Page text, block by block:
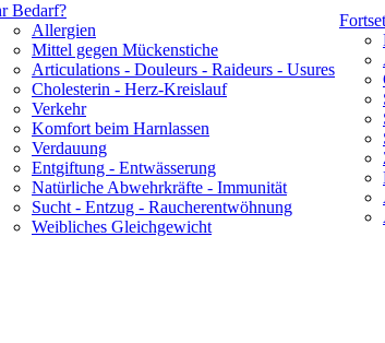
Bedarf?
Allergien
Mittel gegen Mückenstiche
Articulations - Douleurs - Raideurs - Usures
Cholesterin - Herz-Kreislauf
Verkehr
Komfort beim Harnlassen
Verdauung
Entgiftung - Entwässerung
Natürliche Abwehrkräfte - Immunität
Sucht - Entzug - Raucherentwöhnung
Weibliches Gleichgewicht